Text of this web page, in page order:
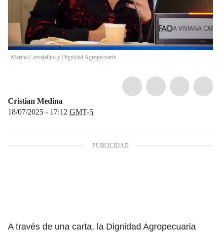
Martha Carvajalino y Dignidad Agropecuaria
Cristian Medina
18/07/2025 - 17:12 GMT-5
A través de una carta, la Dignidad Agropecuaria